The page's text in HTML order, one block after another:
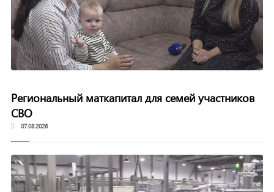
Региональный маткапитал для семей участников
СВО
07.08.2026